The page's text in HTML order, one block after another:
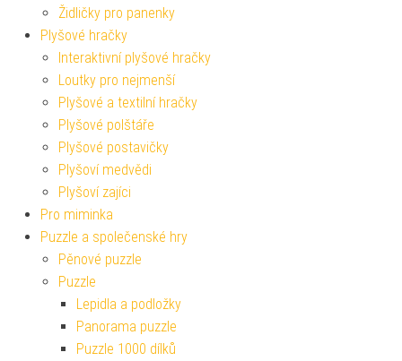
Židličky pro panenky
Plyšové hračky
Interaktivní plyšové hračky
Loutky pro nejmenší
Plyšové a textilní hračky
Plyšové polštáře
Plyšové postavičky
Plyšoví medvědi
Plyšoví zajíci
Pro miminka
Puzzle a společenské hry
Pěnové puzzle
Puzzle
Lepidla a podložky
Panorama puzzle
Puzzle 1000 dílků